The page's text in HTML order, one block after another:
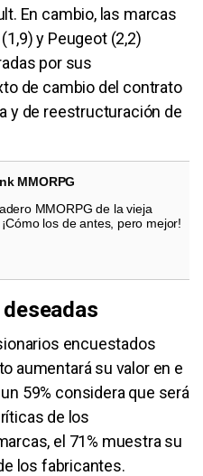
En cambio, las marcas
y Peugeot (2,2)
por sus
de cambio del contrato
y de reestructuración de
MMORPG
MMORPG de la vieja
los de antes, pero mejor!
encuestados
aumentará su valor en e
59% considera que será
de los
el 71% muestra su
los fabricantes.